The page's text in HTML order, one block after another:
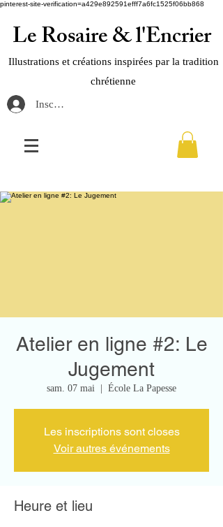
pinterest-site-verification=a429e892591efff7a6fc1525f06bb868
Le Rosaire & l'Encrier
Illustrations et créations inspirées par la tradition
chrétienne
Inscription / connection
Atelier en ligne #2: Le
Jugement
sam. 07 mai École La Papesse
Les inscriptions sont closes
Voir autres événements
Heure et lieu